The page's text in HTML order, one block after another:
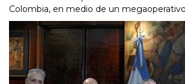
Colombia, en medio de un